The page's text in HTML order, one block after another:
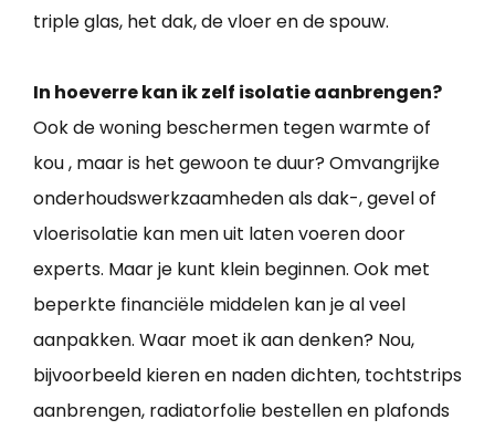
triple glas, het dak, de vloer en de spouw.
In hoeverre kan ik zelf isolatie aanbrengen?
Ook de woning beschermen tegen warmte of
kou , maar is het gewoon te duur? Omvangrijke
onderhoudswerkzaamheden als dak-, gevel of
vloerisolatie kan men uit laten voeren door
experts. Maar je kunt klein beginnen. Ook met
beperkte financiële middelen kan je al veel
aanpakken. Waar moet ik aan denken? Nou,
bijvoorbeeld kieren en naden dichten, tochtstrips
aanbrengen, radiatorfolie bestellen en plafonds